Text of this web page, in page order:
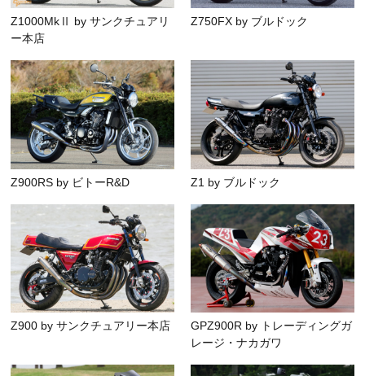
Z1000MkⅡ by サンクチュアリ
ー本店
Z750FX by ブルドック
Z900RS by ビトーR&D Z1 by ブルドック
Z900 by サンクチュアリー本店
GPZ900R by トレーディングガ
レージ・ナカガワ